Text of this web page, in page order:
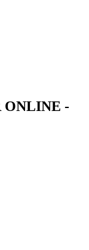
ONLINE -